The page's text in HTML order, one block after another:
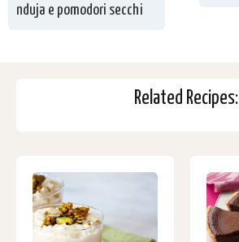
nduja e pomodori secchi
Related Recipes: